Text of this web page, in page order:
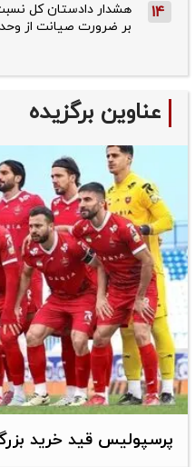
14
هشدار دادستان کل نسبت
بر ضرورت صیانت از
عناوین برگزیده
پرسپولیس قید خرید